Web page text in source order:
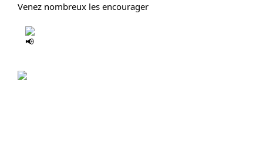
  Venez nombreux les encourager